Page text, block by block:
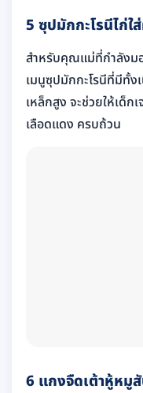
5 ซุปมักกะโรนีไก่ใ
สำหรับคุณแม่ที่กำลังมอ
เมนูซุปมักกะโรนีที่มีทั้ง
เหล็กสูง จะช่วยให้เด็ก
เลือดแดง ครบถ้วน
6 แกงจืดเต้าหู้หมูสั